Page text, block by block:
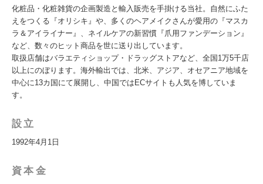
化粧品・化粧雑貨の企画製造と輸入販売を手掛ける当社。自然にふた
えをつくる『オリシキ』や、多くのヘアメイクさんが愛用の『マスカ
ラ＆アイライナー』、ネイルケアの新習慣『爪用ファンデーション』
など、数々のヒット商品を世に送り出しています。
取扱店舗はバラエティショップ・ドラッグストアなど、全国1万5千店
以上にのぼります。海外輸出では、北米、アジア、オセアニア地域を
中心に13カ国にて展開し、中国ではECサイトも人気を博していま
す。
設立
1992年4月1日
資本金